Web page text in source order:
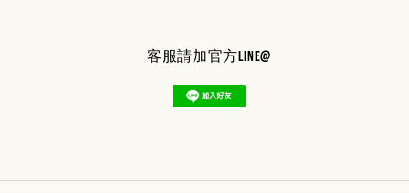
客服請加官方line@